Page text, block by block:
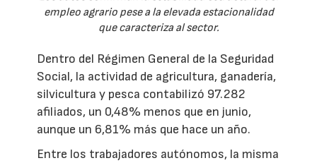
empleo agrario pese a la elevada estacionalidad
que caracteriza al sector.
Dentro del Régimen General de la Seguridad
Social, la actividad de agricultura, ganadería,
silvicultura y pesca contabilizó 97.282
afiliados, un 0,48% menos que en junio,
aunque un 6,81% más que hace un año.
Entre los trabajadores autónomos, la misma